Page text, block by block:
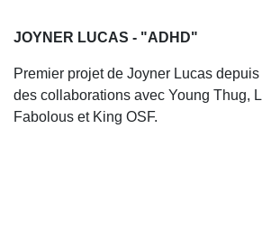
JOYNER LUCAS - "ADHD"
Premier projet de Joyner Lucas
des collaborations avec Young Thug,
Fabolous et King OSF.